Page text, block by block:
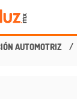
AUTOMOTRIZ